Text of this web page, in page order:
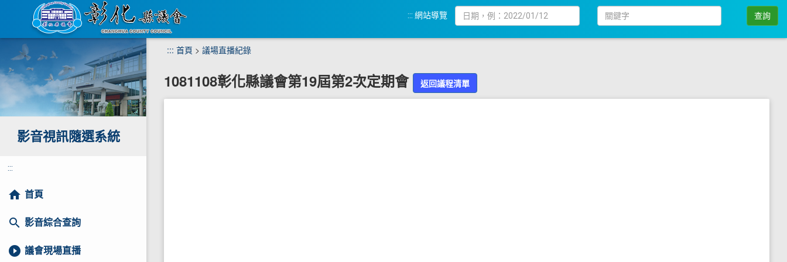
主
要
容
區
::: 網站導覽
期
鍵
查詢
影音視訊隨選系統
:::
home 首頁
search 影音綜合查詢
play_circle_filled 議會現場直播
::: 首頁 > 議場直播紀錄
1081108彰化縣議會第19屆第2次定期會 返回議程清單